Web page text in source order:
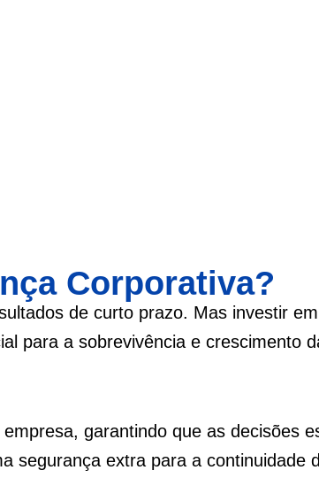
Corporativa?
de curto prazo. Mas investir em
para a sobrevivência e crescimento
garantindo que as decisões
segurança extra para a continuidade